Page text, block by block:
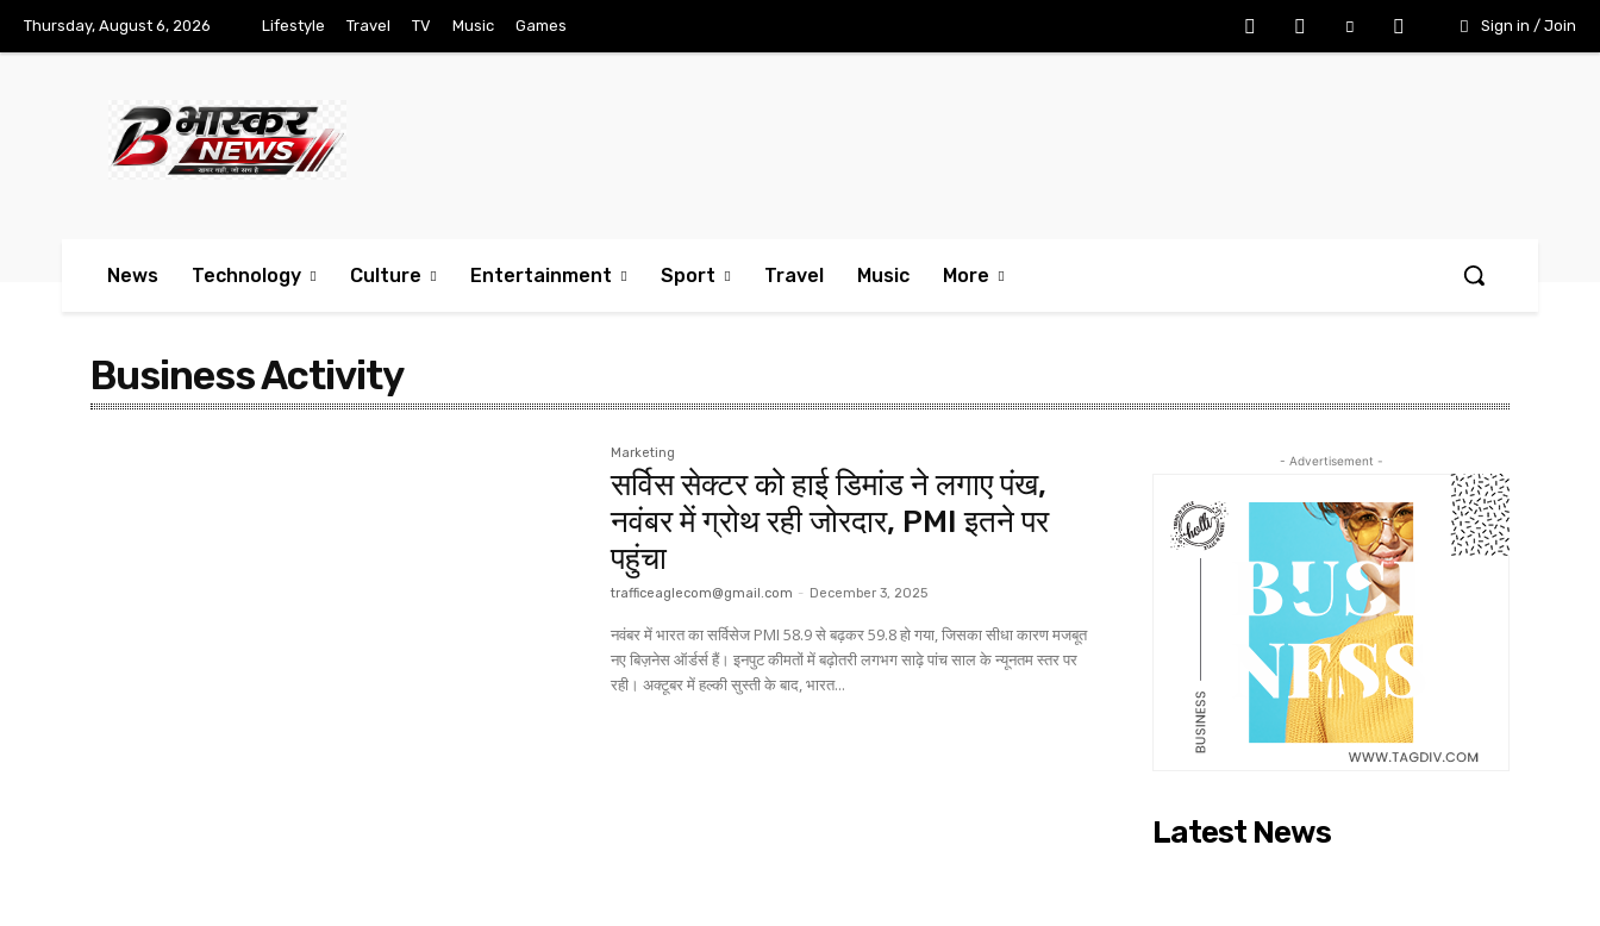
Thursday, August 6, 2026 Lifestyle Travel TV Music Games Sign in / Join
News Technology Culture Entertainment Sport Travel Music More
Business Activity
Marketing
सर्विस सेक्टर को हाई डिमांड ने लगाए पंख,
नवंबर में ग्रोथ रही जोरदार, PMI इतने पर
पहुंचा
trafficeaglecom@gmail.com - December 3, 2025
नवंबर में भारत का सर्विसेज PMI 58.9 से बढ़कर 59.8 हो गया, जिसका सीधा कारण मजबूत
नए बिज़नेस ऑर्डर्स हैं। इनपुट कीमतों में बढ़ोतरी लगभग साढ़े पांच साल के न्यूनतम स्तर पर
रही। अक्टूबर में हल्की सुस्ती के बाद, भारत...
- Advertisement -
Latest News